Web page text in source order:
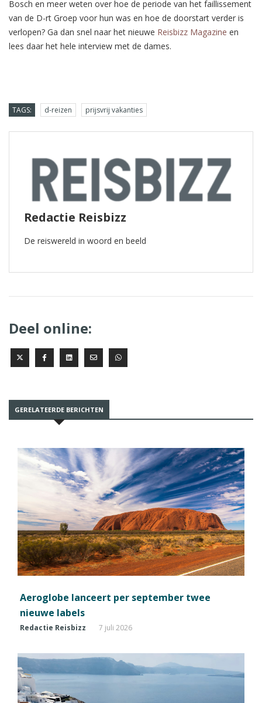
Bosch en meer weten over hoe de periode van het faillissement
van de D-rt Groep voor hun was en hoe de doorstart verder is
verlopen? Ga dan snel naar het nieuwe Reisbizz Magazine en
lees daar het hele interview met de dames.
TAGS: d-reizen prijsvrij vakanties
Redactie Reisbizz
De reiswereld in woord en beeld
Deel online:
GERELATEERDE BERICHTEN
Aeroglobe lanceert per september twee
nieuwe labels
Redactie Reisbizz 7 juli 2026